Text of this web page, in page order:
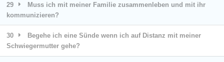
29
Muss ich mit meiner Familie zusammenleben und mit ihr
kommunizieren?
30
Begehe ich eine Sünde wenn ich auf Distanz mit meiner
Schwiegermutter gehe?